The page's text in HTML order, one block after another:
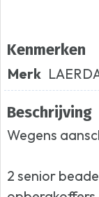
Kenmerken
Merk
Beschrijving
Wegens
2 senior